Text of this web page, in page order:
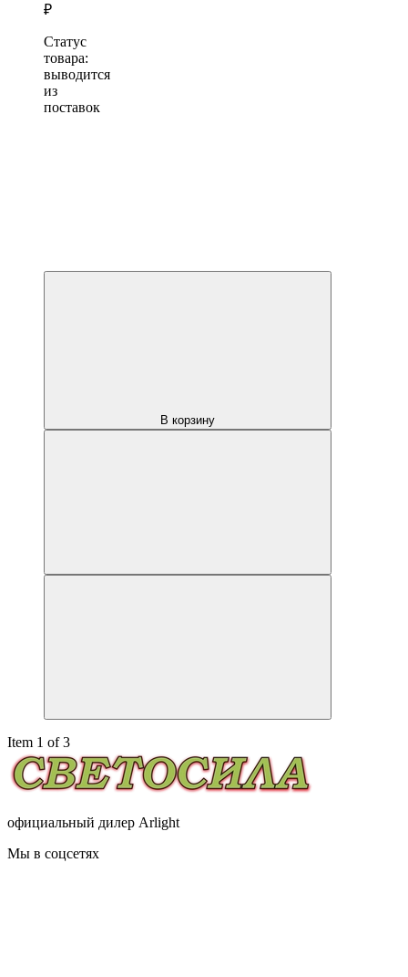
₽
Статус
товара:
выводится
из
поставок
В корзину
Item 1 of 3
официальный дилер Arlight
Мы в соцсетях